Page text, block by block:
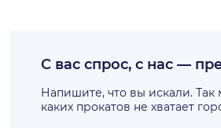
С вас спрос, с нас —
Напишите, что вы искали. Так
каких прокатов не хватает